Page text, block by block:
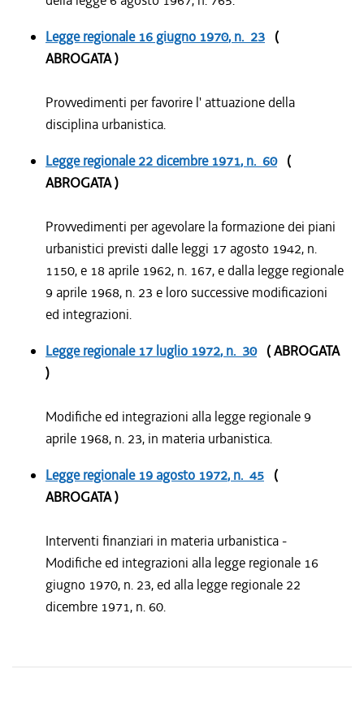
Legge regionale16 giugno 1970, n. 23 (
ABROGATA )
Provvedimenti per favorire l' attuazione della
disciplina urbanistica.
Legge regionale22 dicembre 1971, n. 60(
ABROGATA )
Provvedimenti per agevolare la formazione dei piani
urbanistici previsti dalle leggi 17 agosto 1942, n.
1150, e 18 aprile 1962, n. 167, e dalla legge regionale
9 aprile 1968, n. 23 e loro successive modificazioni
ed integrazioni.
Legge regionale17 luglio 1972, n. 30( ABROGATA
)
Modifiche ed integrazioni alla legge regionale 9
aprile 1968, n. 23, in materia urbanistica.
Legge regionale19 agosto 1972, n. 45 (
ABROGATA )
Interventi finanziari in materia urbanistica -
Modifiche ed integrazioni alla legge regionale 16
giugno 1970, n. 23, ed alla legge regionale 22
dicembre 1971, n. 60.